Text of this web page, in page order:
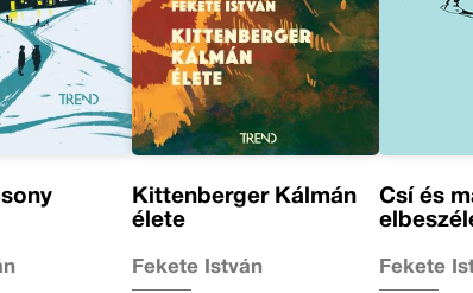
Kittenberger Kálmán
élete
Fekete István
Csí és
Fekete